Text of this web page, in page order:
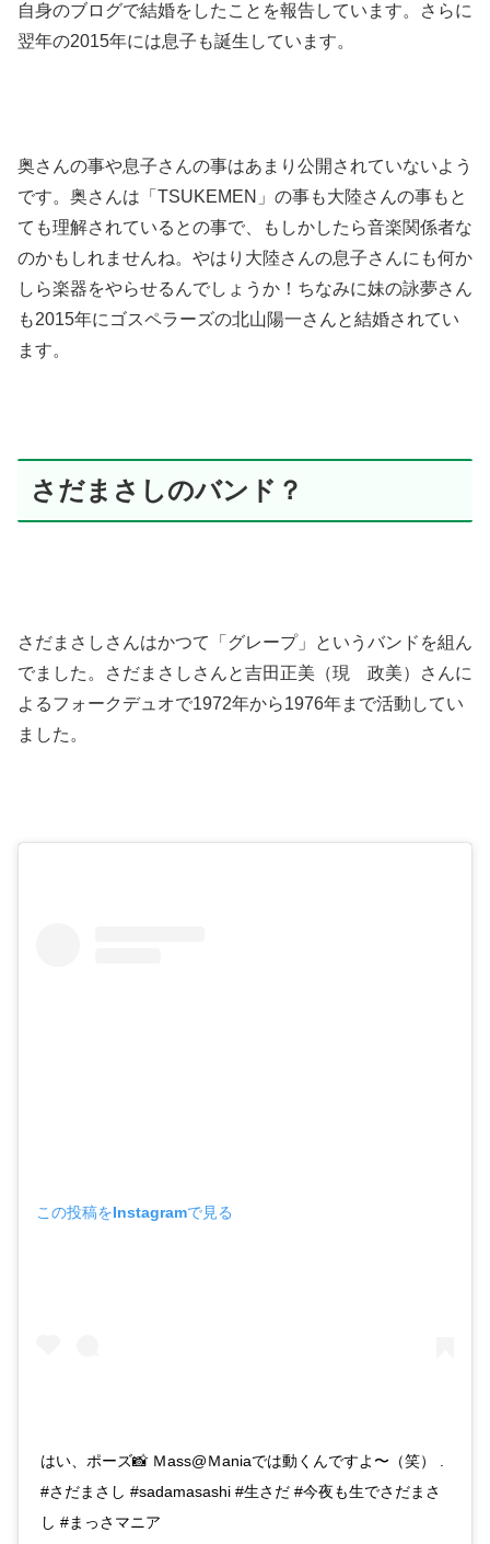
自身のブログで結婚をしたことを報告しています。さらに
翌年の2015年には息子も誕生しています。
奥さんの事や息子さんの事はあまり公開されていないよう
です。奥さんは「TSUKEMEN」の事も大陸さんの事もと
ても理解されているとの事で、もしかしたら音楽関係者な
のかもしれませんね。やはり大陸さんの息子さんにも何か
しら楽器をやらせるんでしょうか！ちなみに妹の詠夢さん
も2015年にゴスペラーズの北山陽一さんと結婚されてい
ます。
さだまさしのバンド？
さだまさしさんはかつて「グレープ」というバンドを組ん
でました。さだまさしさんと吉田正美（現 政美）さんに
よるフォークデュオで1972年から1976年まで活動してい
ました。
この投稿をInstagramで見る
はい、ポーズ📸 Ｍass@Ｍaniaでは動くんですよ〜（笑） .
#さだまさし #sadamasashi #生さだ #今夜も生でさだまさ
し #まっさマニア